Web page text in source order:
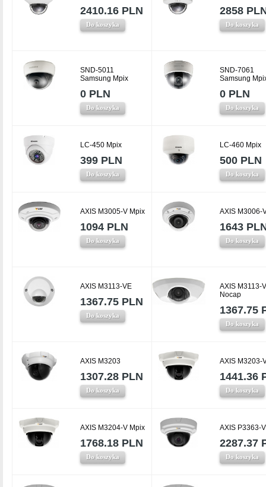
2410.16 PLN
Do koszyka
2858
Do koszyka
SND-5011
Samsung Mpix
0 PLN
Do koszyka
SND-7061
Samsung
0 PLN
Do koszyka
LC-450 Mpix
399 PLN
Do koszyka
LC-460 Mpix
500 PLN
Do koszyka
AXIS M3005-V Mpix
1094 PLN
Do koszyka
AXIS M3006-
1643
Do koszyka
AXIS M3113-VE
1367.75 PLN
Do koszyka
AXIS M3113-
Nocap
1367.75
Do koszyka
AXIS M3203
1307.28 PLN
Do koszyka
AXIS M3203-
1441.36
Do koszyka
AXIS M3204-V Mpix
1768.18 PLN
Do koszyka
AXIS P3363-V
2287.37
Do koszyka